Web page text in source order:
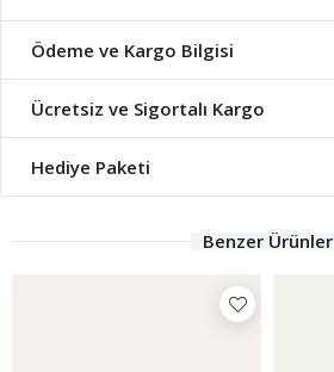
Ödeme ve Kargo Bilgisi
Ücretsiz ve Sigortalı Kargo
Hediye Paketi
Benzer Ürünler